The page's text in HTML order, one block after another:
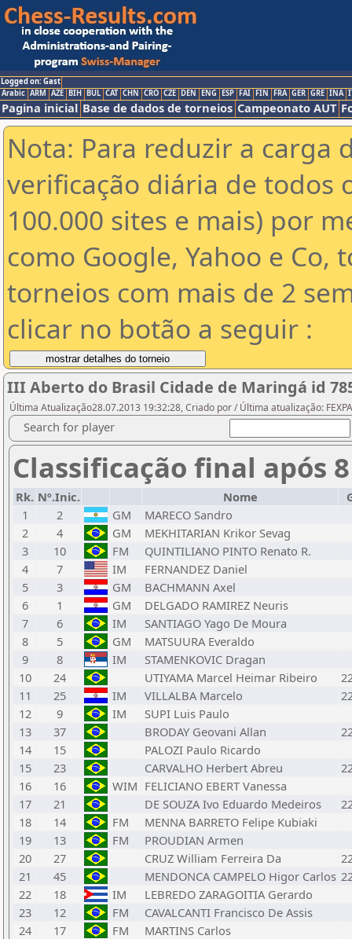
Logged on: Gast
Arabic ARM AZE BIH BUL CAT CHN CRO CZE DEN ENG ESP FAI FIN FRA GER GRE INA
Pagina inicial Base de dados de torneios Campeonato AUT
Nota: Para reduzir a carga
verificação diária de todos
100.000 sites e mais) por
como Google, Yahoo e Co,
torneios com mais de 2
clicar no botão a seguir :
III Aberto do Brasil Cidade de Maringá id
Última Atualização28.07.2013 19:32:28, Criado por / Última atualização:
Search for player
Classificação final após
Rk. Nº.Inic. Nome
1
2 GM
MARECO Sandro
2
4 GM
MEKHITARIAN Krikor Sevag
3
10 FM
QUINTILIANO PINTO Renato R.
4
7 IM
FERNANDEZ Daniel
5
3 GM
BACHMANN Axel
6
1 GM
DELGADO RAMIREZ Neuris
7
6 IM
SANTIAGO Yago De Moura
8
5 GM
MATSUURA Everaldo
9
8 IM
STAMENKOVIC Dragan
10
24 UTIYAMA Marcel Heimar Ribeiro
11
25 IM VILLALBA Marcelo
12
9 IM
SUPI Luis Paulo
13
37 BRODAY Geovani Allan
14
15
PALOZI Paulo Ricardo
15
23 CARVALHO Herbert Abreu
16
16 WIM FELICIANO EBERT Vanessa
17
21 DE SOUZA Ivo Eduardo Medeiros
18
14 FM
MENNA BARRETO Felipe Kubiaki
19
13 FM
PROUDIAN Armen
20
27 CRUZ William Ferreira Da
21
45 MENDONCA CAMPELO Higor Carlos
22
18 IM
LEBREDO ZARAGOITIA Gerardo
23
12 FM
CAVALCANTI Francisco De Assis
24
17 FM
MARTINS Carlos